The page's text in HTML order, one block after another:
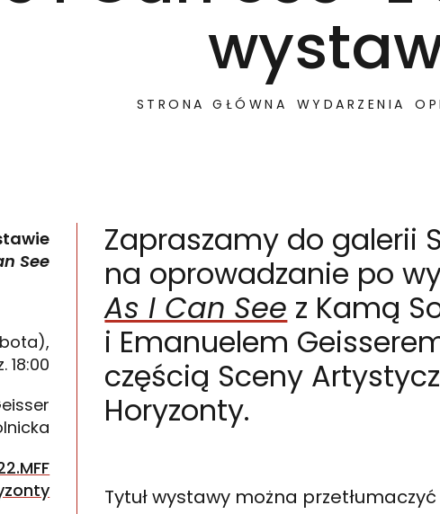
STRONA GŁÓWNA WYDARZENIA
See
18:00
Zapraszamy do galerii
na oprowadzanie po
As I Can See z Kamą
i Emanuelem
częścią Sceny
Horyzonty.
Tytuł wystawy można